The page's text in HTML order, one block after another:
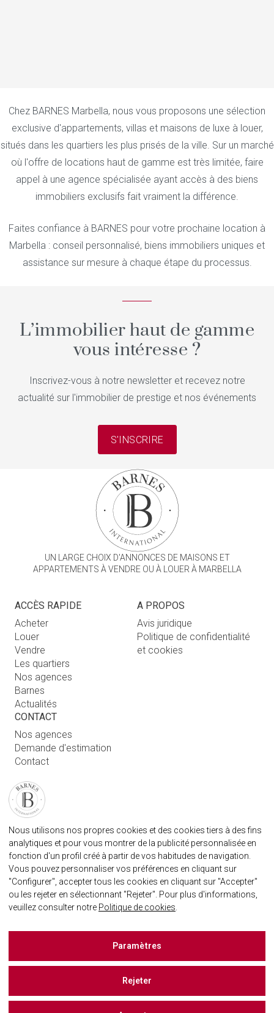
RECHERCHER UNE PROPRIÉTÉ
Chez BARNES Marbella, nous vous proposons une sélection
exclusive d'appartements, villas et maisons de luxe à louer,
situés dans les quartiers les plus prisés de la ville. Sur un marché
où l'offre de locations haut de gamme est très limitée, faire
appel à une agence spécialisée ayant accès à des biens
immobiliers exclusifs fait vraiment la différence.
Faites confiance à BARNES pour votre prochaine location à
Marbella : conseil personnalisé, biens immobiliers uniques et
assistance sur mesure à chaque étape du processus.
L’immobilier haut de gamme
vous intéresse ?
Inscrivez-vous à notre newsletter et recevez notre
actualité sur l'immobilier de prestige et nos événements
S'INSCRIRE
UN LARGE CHOIX D'ANNONCES DE MAISONS ET
APPARTEMENTS À VENDRE OU À LOUER À MARBELLA
ACCÈS RAPIDE
Acheter
Louer
Vendre
Les quartiers
Nos agences
Barnes
Actualités
A PROPOS
Avis juridique
Politique de confidentialité
et cookies
CONTACT
Nos agences
Demande d'estimation
Contact
FAQ
AGENECE IMMOBILIÈRE BARNES MARBELLA
marbella@barnes-international.com
+34 614 25 01 89
Nous utilisons nos propres cookies et des cookies tiers à des fins
analytiques et pour vous montrer de la publicité personnalisée en
fonction d'un profil créé à partir de vos habitudes de navigation.
Vous pouvez personnaliser vos préférences en cliquant sur
"Configurer", accepter tous les cookies en cliquant sur "Accepter"
ou les rejeter en sélectionnant "Rejeter". Pour plus d'informations,
veuillez consulter notre Politique de cookies
Paramètres
Rejeter